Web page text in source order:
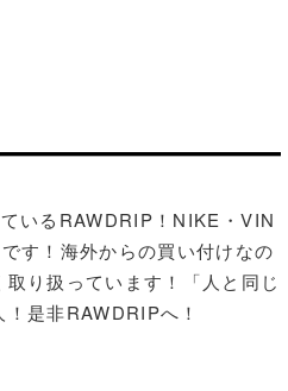
いるRAWDRIP！NIKE・VIN
す！海外からの買い付けなの
り扱っています！「人と同じ
是非RAWDRIPへ！